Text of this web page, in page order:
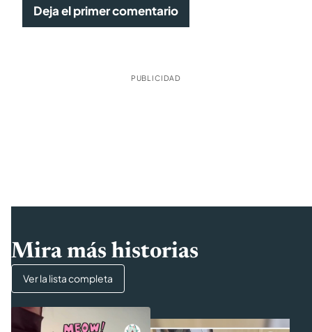
Deja el primer comentario
PUBLICIDAD
Mira más historias
Ver la lista completa